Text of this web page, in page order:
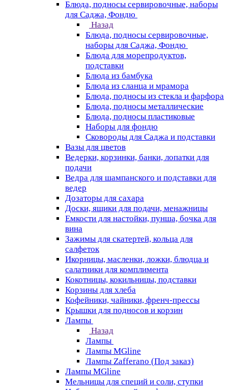
Блюда, подносы сервировочные, наборы
для Саджа, Фондю
Назад
Блюда, подносы сервировочные,
наборы для Саджа, Фондю
Блюда для морепродуктов,
подставки
Блюда из бамбука
Блюда из сланца и мрамора
Блюда, подносы из стекла и фарфора
Блюда, подносы металлические
Блюда, подносы пластиковые
Наборы для фондю
Сковороды для Саджа и подставки
Вазы для цветов
Ведерки, корзинки, банки, лопатки для
подачи
Ведра для шампанского и подставки для
ведер
Дозаторы для сахара
Доски, ящики для подачи, менажницы
Емкости для настойки, пунша, бочка для
вина
Зажимы для скатертей, кольца для
салфеток
Икорницы, масленки, ложки, блюдца и
салатники для комплимента
Кокотницы, кокильницы, подставки
Корзины для хлеба
Кофейники, чайники, френч-прессы
Крышки для подносов и корзин
Лампы
Назад
Лампы
Лампы MGline
Лампы Zafferano (Под заказ)
Лампы MGline
Мельницы для специй и соли, ступки